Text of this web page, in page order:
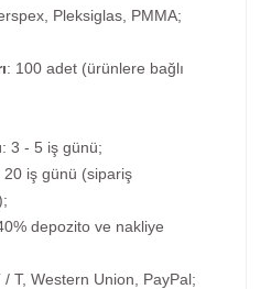
Pleksiglas, PMMA;
: 100 adet (ürünlere bağlı
: 3 - 5 iş günü;
20 iş günü (sipariş
depozito ve nakliye
/ T, Western Union, PayPal;